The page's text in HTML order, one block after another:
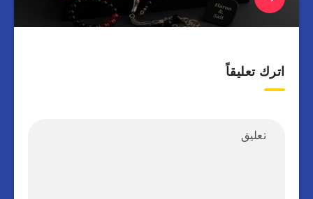
اترك تعليقاً